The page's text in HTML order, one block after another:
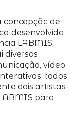
concepção de
desenvolvida
LABMIS,
diversos
vídeo,
todos
dois artistas
para